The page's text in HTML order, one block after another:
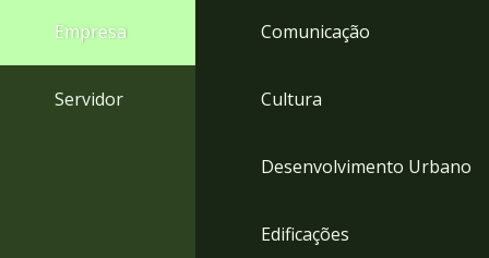
Empresa
Servidor
Comunicação
Cultura
Desenvolvimento Urbano
Edificações